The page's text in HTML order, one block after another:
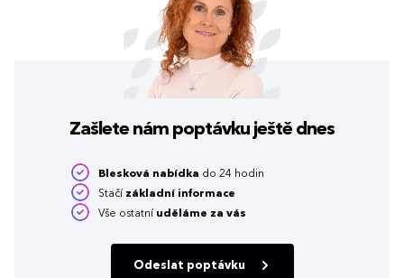
Zašlete nám poptávku ještě dnes
Blesková nabídka do 24 hodin
Stačí základní informace
Vše ostatní uděláme za vás
Odeslat poptávku